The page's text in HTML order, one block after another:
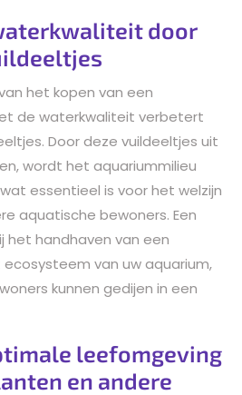
door
het kopen van een
de waterkwaliteit verbetert
Door deze vuildeeltjes uit
wordt het aquariummilieu
essentieel is voor het welzijn
aquatische bewoners. Een
handhaven van een
van uw aquarium,
kunnen gedijen in een
leefomgeving
en andere